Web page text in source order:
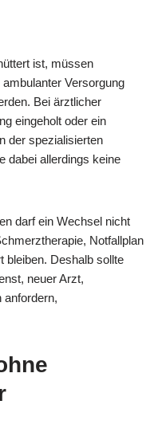
ist, müssen
Versorgung
Bei ärztlicher
eingeholt oder ein
der spezialisierten
dabei allerdings keine
darf ein Wechsel nicht
Notfallplan
bleiben. Deshalb sollte
neuer Arzt,
anfordern,